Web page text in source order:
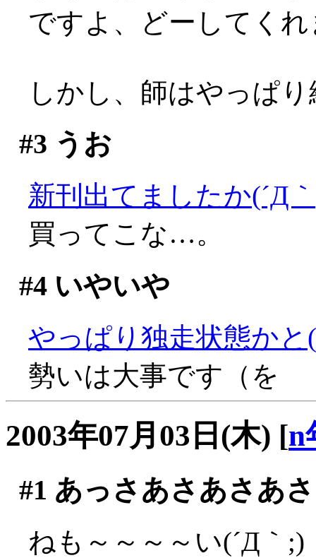
ですよ、どーしてく
しかし、師はやっぱ
#3 うお
新刊出てましたか(´Д
買ってこな…。
#4いやいや
やっぱり独走状態かと
勢いは大事です（を
2003年07月03日(木) [n
#1 あっさあさあさあ
ねも～～～～い(´Д｀;)